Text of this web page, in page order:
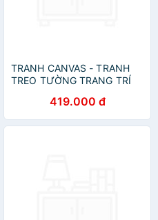
TRANH CANVAS - TRANH
TREO TƯỜNG TRANG TRÍ
ĐINH 3 CHÂN)419.000 đ